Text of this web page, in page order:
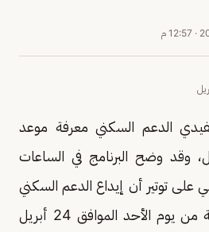
· 12:57 م
الدعم السكني معرفة موعد
وقد وضح البرنامج في الساعات
على توتير أن إيداع الدعم السكني
لهذا الشهر سيكون بداية من يوم الأحد الموافق 24 أبريل